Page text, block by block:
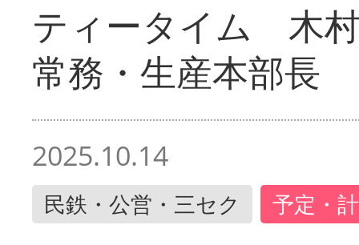
ティータイム 木
常務・生産本部長
2025.10.14
民鉄・公営・三セク 予定・